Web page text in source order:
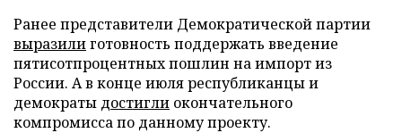
Ранее представители Демократической партии
выразилиготовность поддержать введение
пятисотпроцентных пошлин на импорт из
России. А в конце июля республиканцы и
демократы достигли окончательного
компромисса по данному проекту.